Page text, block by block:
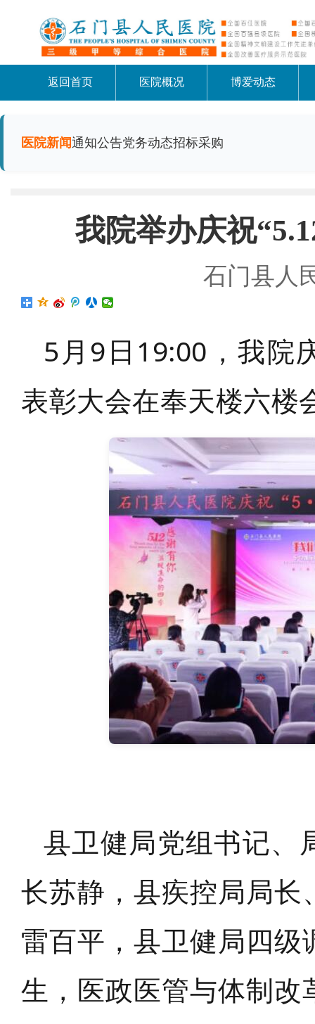
返回首页 医院概况 博爱动态
医院新闻通知公告党务动态招标采购
我院举办庆祝
石门县人
5 月 9 日 19:00，我院
表彰大会在奉天楼六楼
县卫健局党组书记、
长苏静，县疾控局局长
雷百平，县卫健局四
生，医政医管与体制改